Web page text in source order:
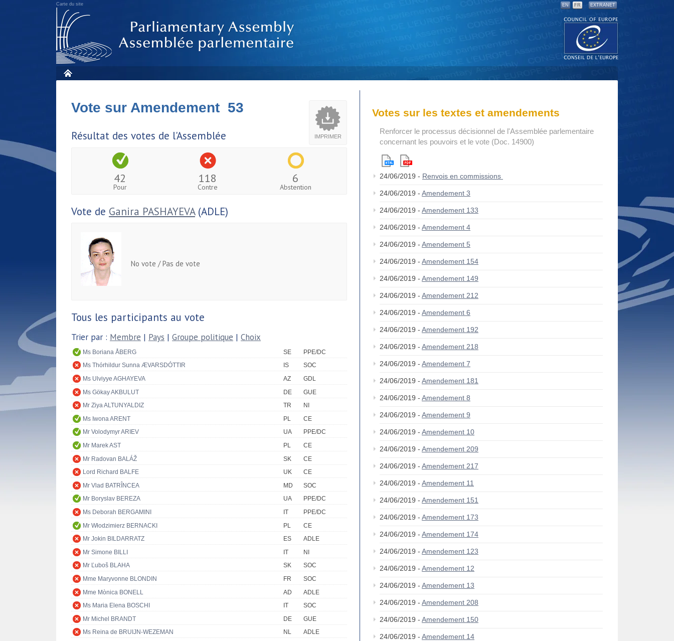
Carte du site EN FR EXTRANET
IMPRIMER
Vote sur Amendement 53
Résultat des votes de l'Assemblée
42
Pour
118
Contre
6
Abstention
Vote de Ganira PASHAYEVA(ADLE)
No vote / Pas de vote
Tous les participants au vote
Trier par : Membre | Pays | Groupe politique | Choix
Ms Boriana ÅBERG SE
PPE/DC
Ms Thórhildur Sunna ÆVARSDÓTTIR
IS
SOC
Ms Ulviyye AGHAYEVA
AZ
GDL
Ms Gökay AKBULUT
DE
GUE
Mr Ziya ALTUNYALDIZ
TR
NI
Ms Iwona ARENT
PL
CE
Mr Volodymyr ARIEV
UA
PPE/DC
Mr Marek AST
PL
CE
Mr Radovan BALÁŽ
SK
CE
Lord Richard BALFE
UK
CE
Mr Vlad BATRÎNCEA
MD
SOC
Mr Boryslav BEREZA
UA
PPE/DC
Ms Deborah BERGAMINI
IT
PPE/DC
Mr Włodzimierz BERNACKI
PL
CE
Mr Jokin BILDARRATZ
ES
ADLE
Mr Simone BILLI
IT
NI
Mr Ľuboš BLAHA
SK
SOC
Mme Maryvonne BLONDIN
FR
SOC
Mme Mònica BONELL
AD
ADLE
Ms Maria Elena BOSCHI
IT
SOC
Mr Michel BRANDT
DE
GUE
Ms Reina de BRUIJN-WEZEMAN
NL
ADLE
Votes sur les textes et amendements
Renforcer le processus décisionnel de l'Assemblée parlementaire
concernant les pouvoirs et le vote (Doc. 14900)
24/06/2019 - Renvois en commissions
24/06/2019 - Amendement 3
24/06/2019 - Amendement 133
24/06/2019 - Amendement 4
24/06/2019 - Amendement 5
24/06/2019 - Amendement 154
24/06/2019 - Amendement 149
24/06/2019 - Amendement 212
24/06/2019 - Amendement 6
24/06/2019 - Amendement 192
24/06/2019 - Amendement 218
24/06/2019 - Amendement 7
24/06/2019 - Amendement 181
24/06/2019 - Amendement 8
24/06/2019 - Amendement 9
24/06/2019 - Amendement 10
24/06/2019 - Amendement 209
24/06/2019 - Amendement 217
24/06/2019 - Amendement 11
24/06/2019 - Amendement 151
24/06/2019 - Amendement 173
24/06/2019 - Amendement 174
24/06/2019 - Amendement 123
24/06/2019 - Amendement 12
24/06/2019 - Amendement 13
24/06/2019 - Amendement 208
24/06/2019 - Amendement 150
24/06/2019 - Amendement 14